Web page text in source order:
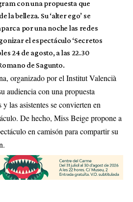
con una propuesta que
la belleza. Su ‘alter ego’ se
por una noche las redes
el espectáculo ‘Secretos
24 de agosto, a las 22.30
de Sagunto.
organizado por el Institut Valencià
audiencia con una propuesta
las asistentes se convierten en
De hecho, Miss Beige propone a
en camisón para compartir su